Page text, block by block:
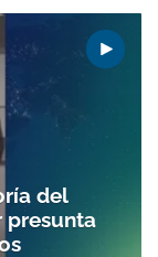
boletín.
del
presunta